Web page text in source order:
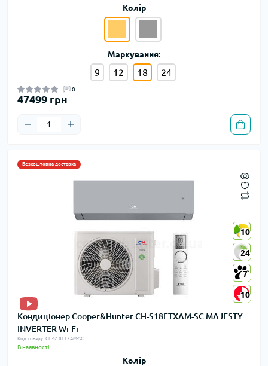
Колір
Маркування:
9 12 18 24
0
47499 грн
Безкоштовна доставка
10
24
7
10
10
24
7
10
Кондиціонер Cooper&Hunter CH-S18FTXAM-SC MAJESTY
INVERTER Wi-Fi
Код товару: CH-S18FTXAM-SC
В наявності
Колір